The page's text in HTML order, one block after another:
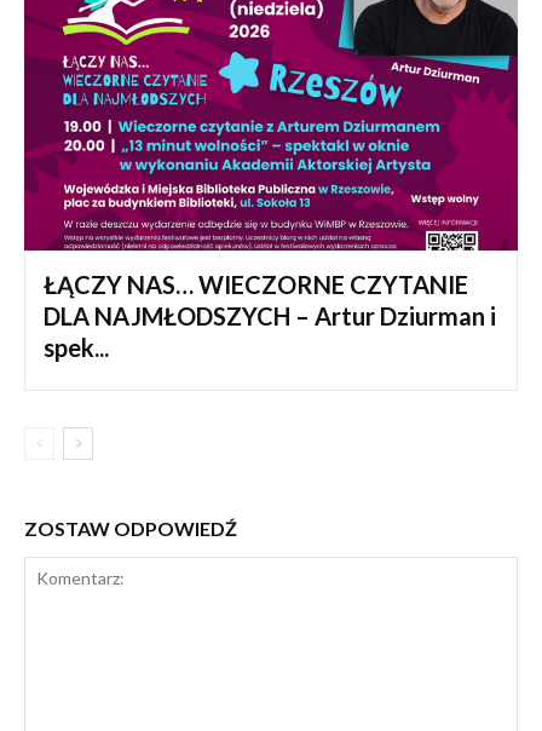
ŁĄCZY NAS… WIECZORNE CZYTANIE
DLA NAJMŁODSZYCH – Artur Dziurman i
spek...
ZOSTAW ODPOWIEDŹ